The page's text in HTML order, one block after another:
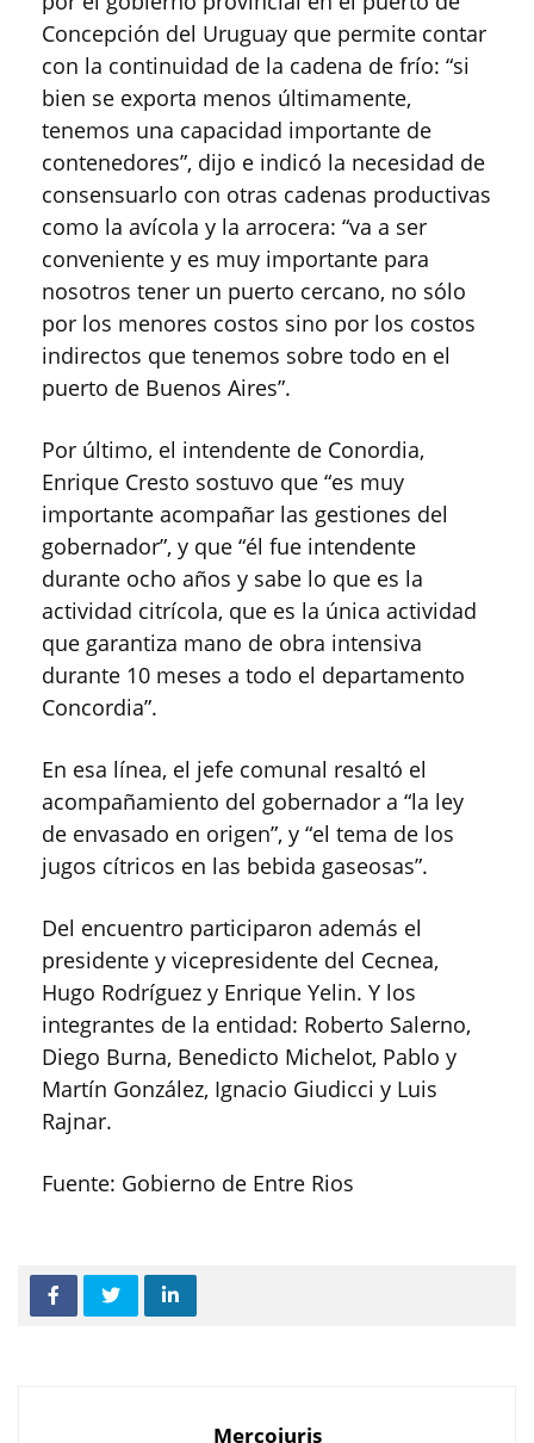
Concepción del Uruguay que permite contar
con la continuidad de la cadena de frío: “si
bien se exporta menos últimamente,
tenemos una capacidad importante de
contenedores”, dijo e indicó la necesidad de
consensuarlo con otras cadenas productivas
como la avícola y la arrocera: “va a ser
conveniente y es muy importante para
nosotros tener un puerto cercano, no sólo
por los menores costos sino por los costos
indirectos que tenemos sobre todo en el
puerto de Buenos Aires”.
Por último, el intendente de Conordia,
Enrique Cresto sostuvo que “es muy
importante acompañar las gestiones del
gobernador”, y que “él fue intendente
durante ocho años y sabe lo que es la
actividad citrícola, que es la única actividad
que garantiza mano de obra intensiva
durante 10 meses a todo el departamento
Concordia”.
En esa línea, el jefe comunal resaltó el
acompañamiento del gobernador a “la ley
de envasado en origen”, y “el tema de los
jugos cítricos en las bebida gaseosas”.
Del encuentro participaron además el
presidente y vicepresidente del Cecnea,
Hugo Rodríguez y Enrique Yelin. Y los
integrantes de la entidad: Roberto Salerno,
Diego Burna, Benedicto Michelot, Pablo y
Martín González, Ignacio Giudicci y Luis
Rajnar.
Fuente: Gobierno de Entre Rios
Mercojuris